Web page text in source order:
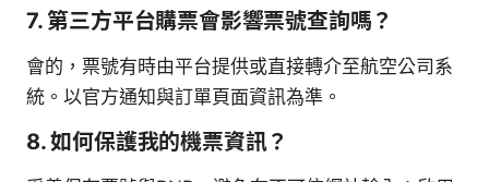
7. 第三方平台購票會影響票號查詢嗎？
會的，票號有時由平台提供或直接轉介至航空公司系
統。以官方通知與訂單頁面資訊為準。
8. 如何保護我的機票資訊？